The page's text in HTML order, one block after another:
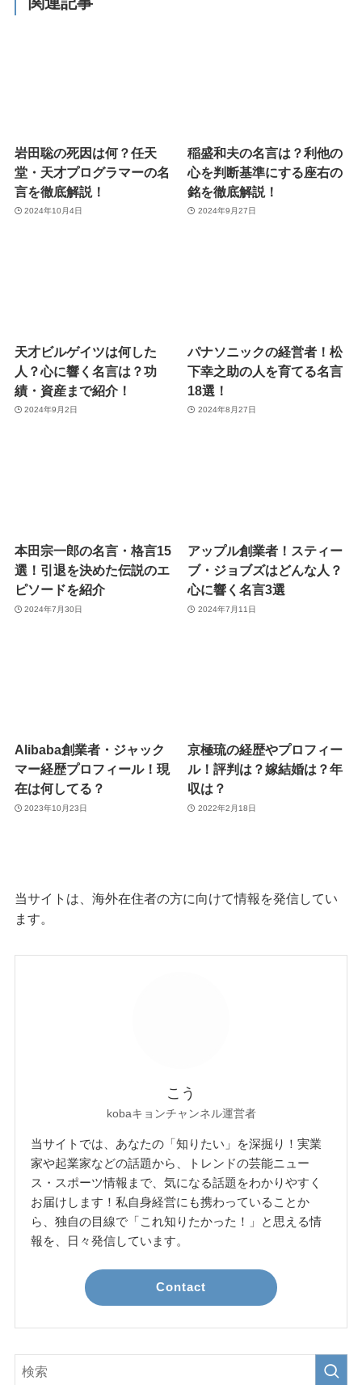
岩田聡の死因は何？任天
堂・天才プログラマーの名
言を徹底解説！
2024年10月4日
稲盛和夫の名言は？利他の
心を判断基準にする座右の
銘を徹底解説！
2024年9月27日
天才ビルゲイツは何した
人？心に響く名言は？功
績・資産まで紹介！
2024年9月2日
パナソニックの経営者！松
下幸之助の人を育てる名言
18選！
2024年8月27日
本田宗一郎の名言・格言15
選！引退を決めた伝説のエ
ピソードを紹介
2024年7月30日
アップル創業者！スティー
ブ・ジョブズはどんな人？
心に響く名言3選
2024年7月11日
Alibaba創業者・ジャック
マー経歴プロフィール！現
在は何してる？
2023年10月23日
京極琉の経歴やプロフィー
ル！評判は？嫁結婚は？年
収は？
2022年2月18日
当サイトは、海外在住者の方に向けて情報を発信してい
ます。
こう
kobaキョンチャンネル運営者
当サイトでは、あなたの「知りたい」を深掘り！実業
家や起業家などの話題から、トレンドの芸能ニュー
ス・スポーツ情報まで、気になる話題をわかりやすく
お届けします！私自身経営にも携わっていることか
ら、独自の目線で「これ知りたかった！」と思える情
報を、日々発信しています。
Contact